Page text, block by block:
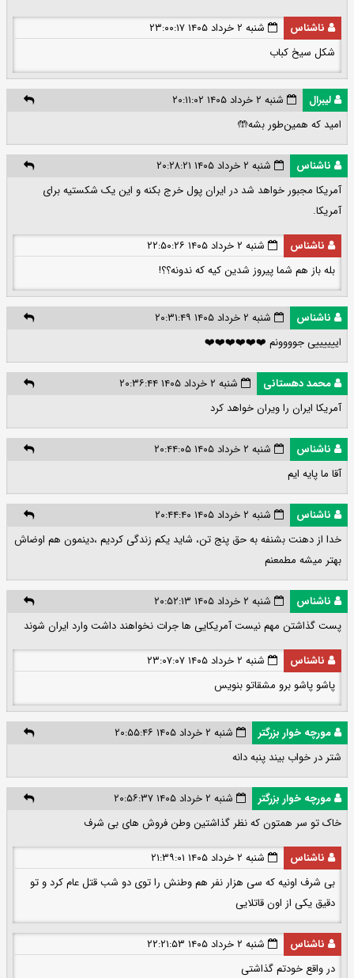
ناشناس
شنبه ۲ خرداد ۱۴۰۵ ۲۳:۰۰:۱۷
شکل سیخ کباب
لیبرال
شنبه ۲ خرداد ۱۴۰۵ ۲۰:۱۱:۰۲
امید که همین‌طور بشه🤲
ناشناس
شنبه ۲ خرداد ۱۴۰۵ ۲۰:۲۸:۲۱
آمریکا مجبور خواهد شد در ایران پول خرج بکنه و این یک شکستیه برای
آمریکا.
ناشناس
شنبه ۲ خرداد ۱۴۰۵ ۲۲:۵۰:۲۶
بله باز هم‌ شما پیروز شدین کیه که ندونه؟؟!
ناشناس
شنبه ۲ خرداد ۱۴۰۵ ۲۰:۳۱:۴۹
اییییییی جوووونم ❤️❤️❤️❤️❤️❤️
محمد دهستانی
شنبه ۲ خرداد ۱۴۰۵ ۲۰:۳۶:۴۴
آمریکا ایران را ویران خواهد کرد
ناشناس
شنبه ۲ خرداد ۱۴۰۵ ۲۰:۴۴:۰۵
آقا ما پایه ایم
ناشناس
شنبه ۲ خرداد ۱۴۰۵ ۲۰:۴۴:۴۰
خدا از دهنت بشنفه به حق پنج تن، شاید یکم زندگی کردیم ،دینمون هم اوضاش
بهتر میشه مطمعنم
ناشناس
شنبه ۲ خرداد ۱۴۰۵ ۲۰:۵۲:۱۳
پست گذاشتن مهم نیست آمریکایی ها جرات نخواهند داشت وارد ایران شوند
ناشناس
شنبه ۲ خرداد ۱۴۰۵ ۲۳:۰۷:۰۷
پاشو پاشو برو مشقاتو بنویس
مورچه خوار بزرگتر
شنبه ۲ خرداد ۱۴۰۵ ۲۰:۵۵:۴۶
شتر در خواب بیند پنبه دانه
مورچه خوار بزرگتر
شنبه ۲ خرداد ۱۴۰۵ ۲۰:۵۶:۳۷
خاک تو سر همتون که نظر گذاشتین وطن فروش های بی شرف
ناشناس
شنبه ۲ خرداد ۱۴۰۵ ۲۱:۳۹:۰۱
بی شرف اونیه که سی هزار نفر هم وطنش را توی دو شب قتل عام کرد و تو
دقیق یکی از اون قاتلایی
ناشناس
شنبه ۲ خرداد ۱۴۰۵ ۲۲:۲۱:۵۳
در واقع خودتم گذاشتی